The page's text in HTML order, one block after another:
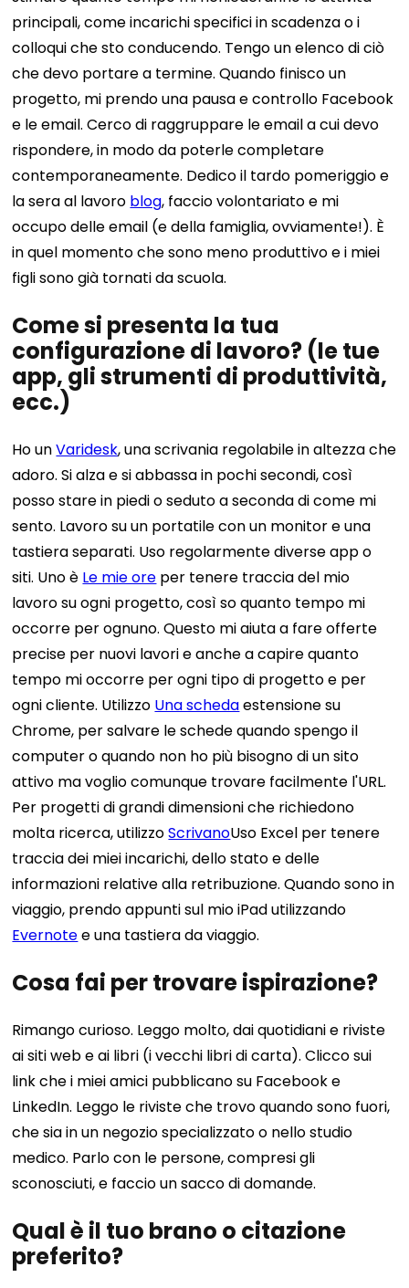
principali, come incarichi specifici in scadenza o i
colloqui che sto conducendo. Tengo un elenco di ciò
che devo portare a termine. Quando finisco un
progetto, mi prendo una pausa e controllo Facebook
e le email. Cerco di raggruppare le email a cui devo
rispondere, in modo da poterle completare
contemporaneamente. Dedico il tardo pomeriggio e
la sera al lavoro blog, faccio volontariato e mi
occupo delle email (e della famiglia, ovviamente!). È
in quel momento che sono meno produttivo e i miei
figli sono già tornati da scuola.
Come si presenta la tua
configurazione di lavoro? (le tue
app, gli strumenti di produttività,
ecc.)
Ho unVaridesk, una scrivania regolabile in altezza che
adoro. Si alza e si abbassa in pochi secondi, così
posso stare in piedi o seduto a seconda di come mi
sento. Lavoro su un portatile con un monitor e una
tastiera separati. Uso regolarmente diverse app o
siti. Uno è Le mie ore per tenere traccia del mio
lavoro su ogni progetto, così so quanto tempo mi
occorre per ognuno. Questo mi aiuta a fare offerte
precise per nuovi lavori e anche a capire quanto
tempo mi occorre per ogni tipo di progetto e per
ogni cliente. Utilizzo Una schedaestensione su
Chrome, per salvare le schede quando spengo il
computer o quando non ho più bisogno di un sito
attivo ma voglio comunque trovare facilmente l'URL.
Per progetti di grandi dimensioni che richiedono
molta ricerca, utilizzoScrivanoUso Excel per tenere
traccia dei miei incarichi, dello stato e delle
informazioni relative alla retribuzione. Quando sono in
viaggio, prendo appunti sul mio iPad utilizzando
Evernotee una tastiera da viaggio.
Cosa fai per trovare ispirazione?
Rimango curioso. Leggo molto, dai quotidiani e riviste
ai siti web e ai libri (i vecchi libri di carta). Clicco sui
link che i miei amici pubblicano su Facebook e
LinkedIn. Leggo le riviste che trovo quando sono fuori,
che sia in un negozio specializzato o nello studio
medico. Parlo con le persone, compresi gli
sconosciuti, e faccio un sacco di domande.
Qual è il tuo brano o citazione
preferito?